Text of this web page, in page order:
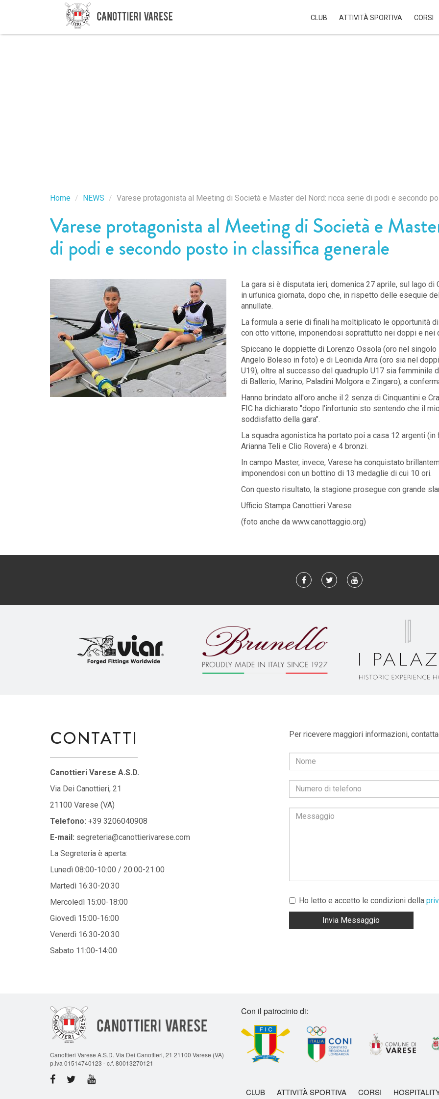
CLUB ATTIVITÀ SPORTIVA CORSI
Home NEWS Varese protagonista al Meeting di Società e Master del Nord: ricca serie di podi e secondo
Varese protagonista al Meeting di Società e
di podi e secondo posto in classifica generale
La gara si è disputata ieri, domenica 27 aprile, sul lago
in un’unica giornata, dopo che, in rispetto delle esequie
annullate.
La formula a serie di finali ha moltiplicato le opportunità
con otto vittorie, imponendosi soprattutto nei doppi e nei
Spiccano le doppiette di Lorenzo Ossola (oro nel singolo
Angelo Boleso in foto) e di Leonida Arra (oro sia nel
U19), oltre al successo del quadruplo U17 sia femminile
di Ballerio, Marino, Paladini Molgora e Zingaro), a
Hanno brindato all'oro anche il 2 senza di Cinquantini e
FIC ha dichiarato "dopo l’infortunio sto sentendo che il
soddisfatto della gara".
La squadra agonistica ha portato poi a casa 12 argenti
Arianna Teli e Clio Rovera) e 4 bronzi.
In campo Master, invece, Varese ha conquistato
imponendosi con un bottino di 13 medaglie di cui 10 ori.
Con questo risultato, la stagione prosegue con grande
Ufficio Stampa Canottieri Varese
(foto anche da www.canottaggio.org)
CONTATTI
Canottieri Varese A.S.D.
Via Dei Canottieri, 21
21100 Varese (VA)
Telefono: +39 3206040908
E-mail: segreteria@canottierivarese.com
La Segreteria è aperta:
Lunedì 08:00-10:00 / 20:00-21:00
Martedì 16:30-20:30
Mercoledì 15:00-18:00
Giovedì 15:00-16:00
Venerdì 16:30-20:30
Sabato 11:00-14:00
Per ricevere maggiori informazioni,
Ho letto e accetto le condizioni della
Invia Messaggio
Canottieri Varese A.S.D. Via Dei Canottieri, 21 21100 Varese (VA)
p.iva 01514740123 - c.f. 80013270121
Con il patrocinio di:
CLUB ATTIVITÀ SPORTIVA CORSI